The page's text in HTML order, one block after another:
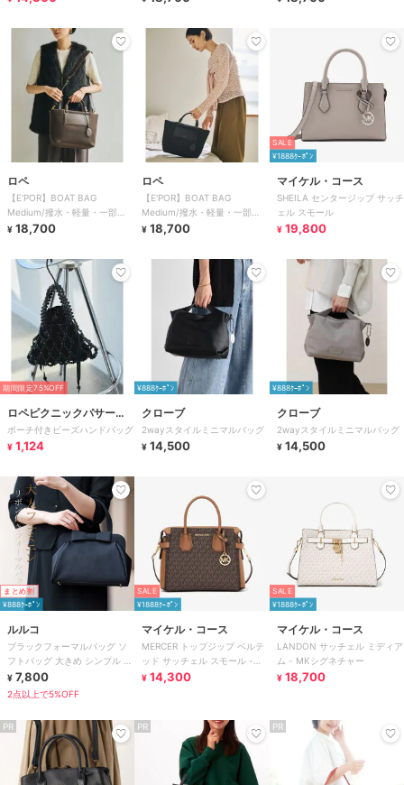
ロペ
【E'POR】BOAT BAG
Medium/撥水・軽量・一部
WEB限定カラー・26AW新色
¥ 18,700
ロペ
【E'POR】BOAT BAG
Medium/撥水・軽量・一部
WEB限定カラー・26AW新色
¥ 18,700
SALE
¥1888ｸｰﾎﾟﾝ
マイケル・コース
SHEILA センタージップ サッチ
ェル スモール
¥ 19,800
期間限定75%OFF
ロペピクニックパサージ
ュ
ポーチ付きビーズハンドバッグ
¥ 1,124
¥888ｸｰﾎﾟﾝ
クローブ
2wayスタイルミニマルバッグ
¥ 14,500
¥888ｸｰﾎﾟﾝ
クローブ
2wayスタイルミニマルバッグ
¥ 14,500
まとめ割
¥888ｸｰﾎﾟﾝ
ルルコ
ブラックフォーマルバッグ ソ
フトバッグ 大きめ シンプル レ
ディース 喪服 葬儀 お通夜 法
事
¥ 7,800
2点以上で5%OFF
SALE
¥1888ｸｰﾎﾟﾝ
マイケル・コース
MERCER トップジップ ベルテ
ッド サッチェル スモール -
MKシグネチャー
¥ 14,300
SALE
¥1888ｸｰﾎﾟﾝ
マイケル・コース
LANDON サッチェル ミディア
ム - MKシグネチャー
¥ 18,700
PR PR PR